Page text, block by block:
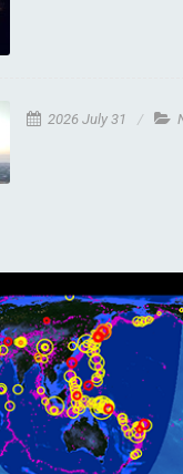
2026 July 31